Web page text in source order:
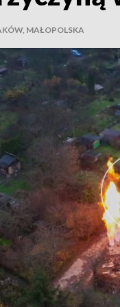
MAŁOPOLSKA